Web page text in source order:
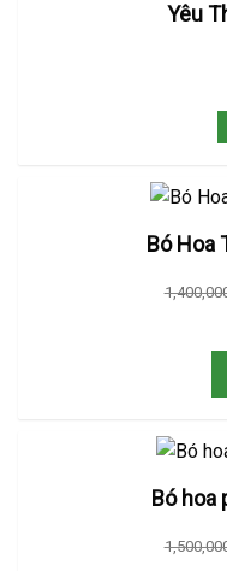
Yêu
Bó Hoa
Bó hoa